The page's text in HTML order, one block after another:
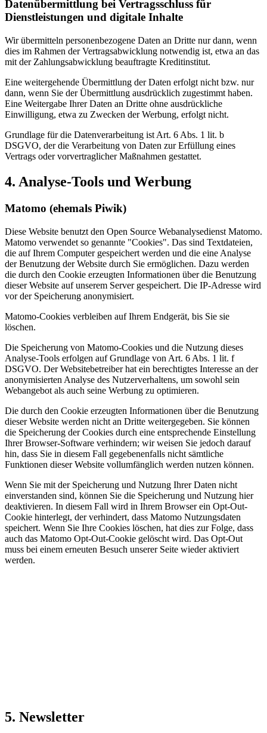
Datenübermittlung bei Vertragsschluss für
Dienstleistungen und digitale Inhalte
Wir übermitteln personenbezogene Daten an Dritte nur dann, wenn
dies im Rahmen der Vertragsabwicklung notwendig ist, etwa an das
mit der Zahlungsabwicklung beauftragte Kreditinstitut.
Eine weitergehende Übermittlung der Daten erfolgt nicht bzw. nur
dann, wenn Sie der Übermittlung ausdrücklich zugestimmt haben.
Eine Weitergabe Ihrer Daten an Dritte ohne ausdrückliche
Einwilligung, etwa zu Zwecken der Werbung, erfolgt nicht.
Grundlage für die Datenverarbeitung ist Art. 6 Abs. 1 lit. b
DSGVO, der die Verarbeitung von Daten zur Erfüllung eines
Vertrags oder vorvertraglicher Maßnahmen gestattet.
4. Analyse-Tools und Werbung
Matomo (ehemals Piwik)
Diese Website benutzt den Open Source Webanalysedienst Matomo.
Matomo verwendet so genannte "Cookies". Das sind Textdateien,
die auf Ihrem Computer gespeichert werden und die eine Analyse
der Benutzung der Website durch Sie ermöglichen. Dazu werden
die durch den Cookie erzeugten Informationen über die Benutzung
dieser Website auf unserem Server gespeichert. Die IP-Adresse wird
vor der Speicherung anonymisiert.
Matomo-Cookies verbleiben auf Ihrem Endgerät, bis Sie sie
löschen.
Die Speicherung von Matomo-Cookies und die Nutzung dieses
Analyse-Tools erfolgen auf Grundlage von Art. 6 Abs. 1 lit. f
DSGVO. Der Websitebetreiber hat ein berechtigtes Interesse an der
anonymisierten Analyse des Nutzerverhaltens, um sowohl sein
Webangebot als auch seine Werbung zu optimieren.
Die durch den Cookie erzeugten Informationen über die Benutzung
dieser Website werden nicht an Dritte weitergegeben. Sie können
die Speicherung der Cookies durch eine entsprechende Einstellung
Ihrer Browser-Software verhindern; wir weisen Sie jedoch darauf
hin, dass Sie in diesem Fall gegebenenfalls nicht sämtliche
Funktionen dieser Website vollumfänglich werden nutzen können.
Wenn Sie mit der Speicherung und Nutzung Ihrer Daten nicht
einverstanden sind, können Sie die Speicherung und Nutzung hier
deaktivieren. In diesem Fall wird in Ihrem Browser ein Opt-Out-
Cookie hinterlegt, der verhindert, dass Matomo Nutzungsdaten
speichert. Wenn Sie Ihre Cookies löschen, hat dies zur Folge, dass
auch das Matomo Opt-Out-Cookie gelöscht wird. Das Opt-Out
muss bei einem erneuten Besuch unserer Seite wieder aktiviert
werden.
5. Newsletter